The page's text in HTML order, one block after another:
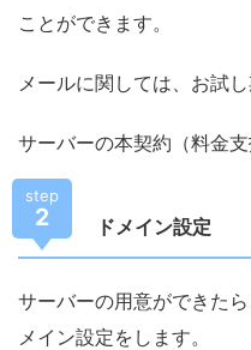
ことができます。
メールに関しては、お試
サーバーの本契約（料金
step
2 ドメイン設定
サーバーの用意ができた
メイン設定をします。